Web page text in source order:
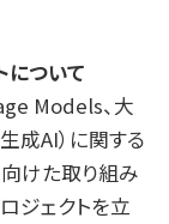
ついて
Models、大
成AI）に関する
けた取り組み
ジェクトを立